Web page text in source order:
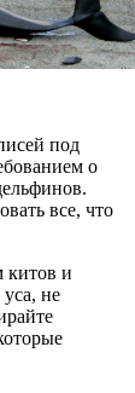
под
о
все, что
китов и
не